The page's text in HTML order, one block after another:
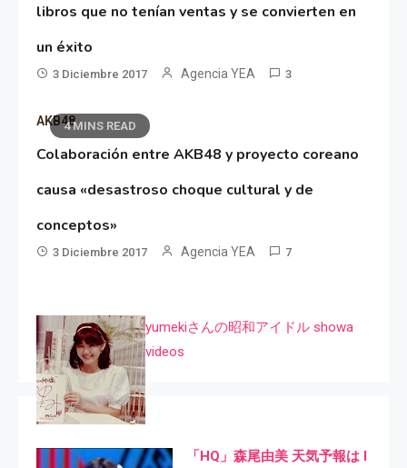
libros que no tenían ventas y se convierten en
un éxito
3 Diciembre 2017 Agencia YEA 3
4 MINS READ
AKB48
Colaboración entre AKB48 y proyecto coreano
causa «desastroso choque cultural y de
conceptos»
3 Diciembre 2017 Agencia YEA 7
yumekiさんの昭和アイドル showa
videos
「HQ」森尾由美 天気予報は I